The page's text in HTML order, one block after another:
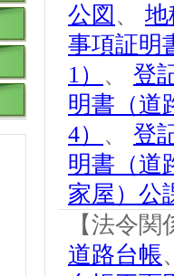
公図 、 地
事項証明
1）
、 登
明書（道
4）
、 登
明書（道
家屋）公
【法令
道路台帳